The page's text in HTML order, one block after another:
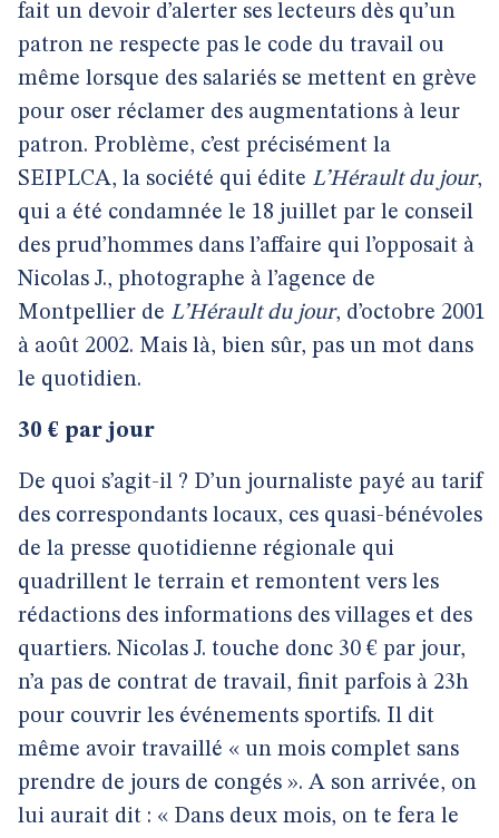
fait un devoir d’alerter ses lecteurs dès qu’un
patron ne respecte pas le code du travail ou
même lorsque des salariés se mettent en grève
pour oser réclamer des augmentations à leur
patron. Problème, c’est précisément la
SEIPLCA, la société qui édite L’Hérault du jour,
qui a été condamnée le 18 juillet par le conseil
des prud’hommes dans l’affaire qui l’opposait à
Nicolas J., photographe à l’agence de
Montpellier de L’Hérault du jour, d’octobre 2001
à août 2002. Mais là, bien sûr, pas un mot dans
le quotidien.
30 € par jour
De quoi s’agit-il ? D’un journaliste payé au tarif
des correspondants locaux, ces quasi-bénévoles
de la presse quotidienne régionale qui
quadrillent le terrain et remontent vers les
rédactions des informations des villages et des
quartiers. Nicolas J. touche donc 30 € par jour,
n’a pas de contrat de travail, finit parfois à 23h
pour couvrir les événements sportifs. Il dit
même avoir travaillé « un mois complet sans
prendre de jours de congés ». A son arrivée, on
lui aurait dit : « Dans deux mois, on te fera le